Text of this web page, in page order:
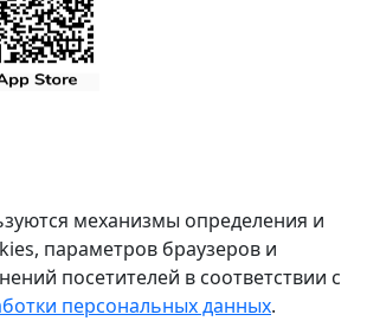
механизмы определения и
параметров браузеров и
посетителей в соответствии с
персональных данных.